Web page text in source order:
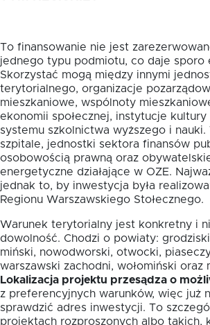
To finansowanie nie jest
jednego typu podmiotu, co daje sporo
Skorzystać mogą między innymi
terytorialnego, organizacje
mieszkaniowe, wspólnoty
ekonomii społecznej, instytucje
systemu szkolnictwa wyższego i
szpitale, jednostki sektora finansów
osobowością prawną oraz
energetyczne działające w OZE.
jednak to, by inwestycja była
Regionu Warszawskiego Stołecznego.
Warunek terytorialny jest konkretny i
dowolność. Chodzi o powiaty:
miński, nowodworski, otwocki,
warszawski zachodni, wołomiński oraz
Lokalizacja projektu przesądza o
z preferencyjnych warunków, więc już
sprawdzić adres inwestycji. To
projektach rozproszonych albo takich,